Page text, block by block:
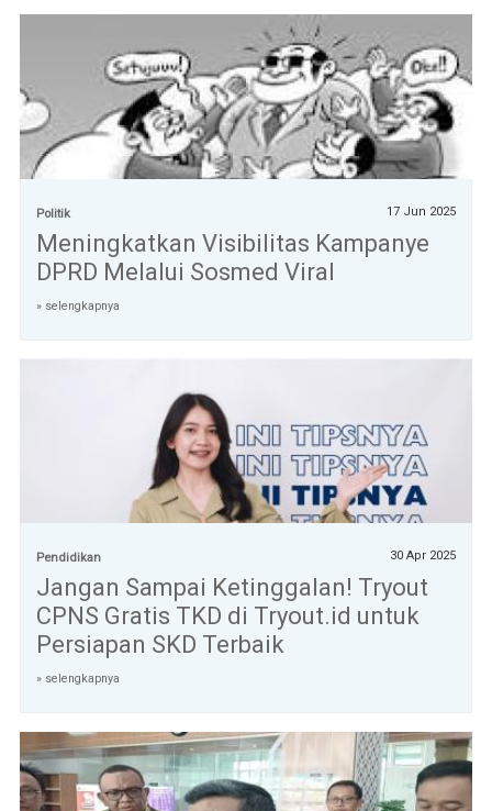
Politik 17 Jun 2025
Meningkatkan Visibilitas Kampanye
DPRD Melalui Sosmed Viral
» selengkapnya
Pendidikan 30 Apr 2025
Jangan Sampai Ketinggalan! Tryout
CPNS Gratis TKD di Tryout.id untuk
Persiapan SKD Terbaik
» selengkapnya